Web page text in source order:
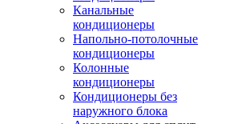
Канальные
кондиционеры
Напольно-потолочные
кондиционеры
Колонные
кондиционеры
Кондиционеры без
наружного блока